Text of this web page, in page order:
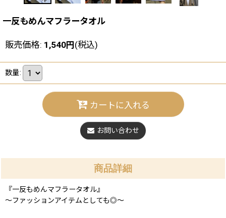
一反もめんマフラータオル
販売価格: 1,540円 (税込)
数量:
カートに入れる
お問い合わせ
商品詳細
『一反もめんマフラータオル』
〜ファッションアイテムとしても◎〜